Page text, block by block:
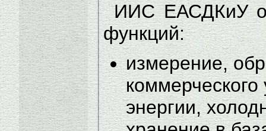
ИИС ЕАСДКиУ
функций:
измерение,
коммерческого
энергии,